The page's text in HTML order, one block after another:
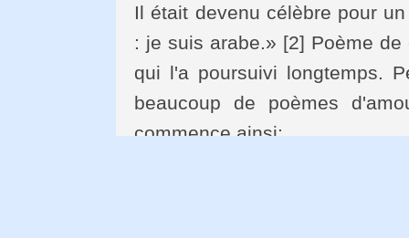
Il était devenu célèbre pour
: je suis arabe.» [2] Poème
qui l'a poursuivi longtemps.
beaucoup de poèmes
commence ainsi: